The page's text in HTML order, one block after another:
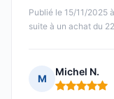
Publié le 15/11/2025
suite à un achat du
M
Michel N.
Note : 5 sur 5